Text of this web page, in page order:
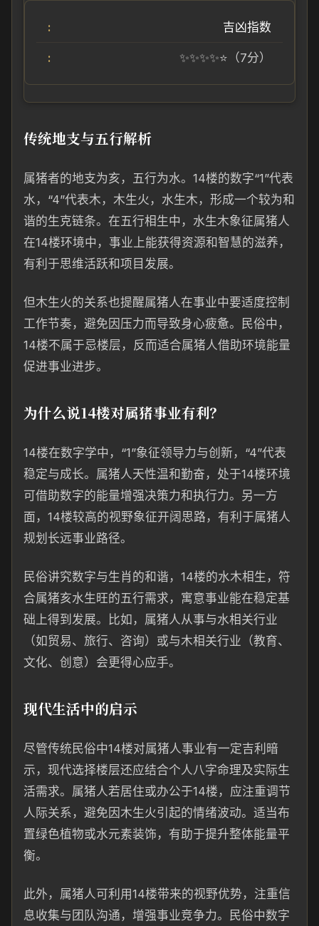
吉凶指数
✨✨✨✨⭐（7分）
传统地支与五行解析
属猪者的地支为亥，五行为水。14楼的数字“1”代表
水，“4”代表木，木生火，水生木，形成一个较为和
谐的生克链条。在五行相生中，水生木象征属猪人
在14楼环境中，事业上能获得资源和智慧的滋养，
有利于思维活跃和项目发展。
但木生火的关系也提醒属猪人在事业中要适度控制
工作节奏，避免因压力而导致身心疲惫。民俗中，
14楼不属于忌楼层，反而适合属猪人借助环境能量
促进事业进步。
为什么说14楼对属猪事业有利？
14楼在数字学中，“1”象征领导力与创新，“4”代表
稳定与成长。属猪人天性温和勤奋，处于14楼环境
可借助数字的能量增强决策力和执行力。另一方
面，14楼较高的视野象征开阔思路，有利于属猪人
规划长远事业路径。
民俗讲究数字与生肖的和谐，14楼的水木相生，符
合属猪亥水生旺的五行需求，寓意事业能在稳定基
础上得到发展。比如，属猪人从事与水相关行业
（如贸易、旅行、咨询）或与木相关行业（教育、
文化、创意）会更得心应手。
现代生活中的启示
尽管传统民俗中14楼对属猪人事业有一定吉利暗
示，现代选择楼层还应结合个人八字命理及实际生
活需求。属猪人若居住或办公于14楼，应注重调节
人际关系，避免因木生火引起的情绪波动。适当布
置绿色植物或水元素装饰，有助于提升整体能量平
衡。
此外，属猪人可利用14楼带来的视野优势，注重信
息收集与团队沟通，增强事业竞争力。民俗中数字